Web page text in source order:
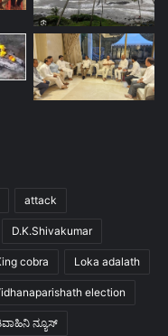
attack
D.K.Shivakumar
cobra Loka adalath
election
ನ್ಯೂಸ್